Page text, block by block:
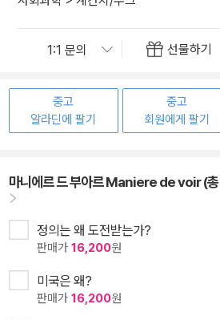
선물하기
중고
알라딘에 팔기
중고
회원에게 팔기
마니에르 드 부아르 Maniere de voir (
정의는 왜 도전받는가?
판매가 16,200원
미국은 왜?
판매가 16,200원